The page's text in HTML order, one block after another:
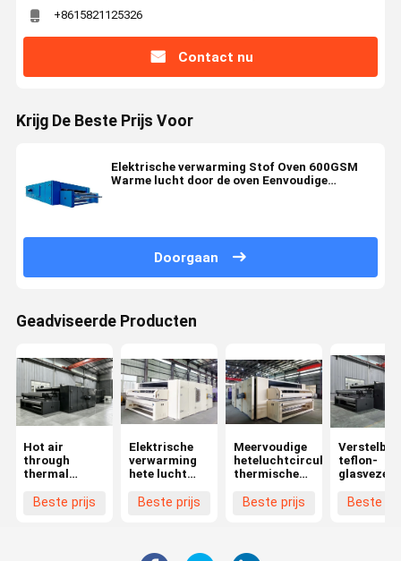
+8615821125326
Contact nu
Krijg De Beste Prijs Voor
Elektrische verwarming Stof Oven 600GSM
Warme lucht door de oven Eenvoudige
Doorgaan
Geadviseerde Producten
Hot air
through
thermal
for nonwoven
Beste prijs
Elektrische
verwarming
hete lucht
oven voor
Beste prijs
Meervoudige
heteluchtcirculatie
thermische
laag
Beste prijs
teflon-
Beste